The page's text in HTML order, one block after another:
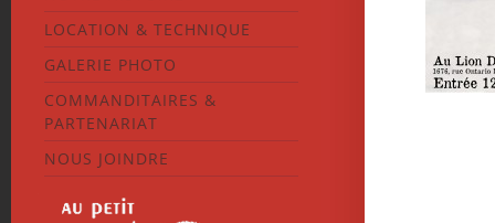
LOCATION & TECHNIQUE
GALERIE PHOTO
COMMANDITAIRES &
PARTENARIAT
NOUS JOINDRE